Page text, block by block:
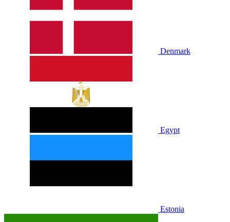
Denmark
Egypt
Estonia